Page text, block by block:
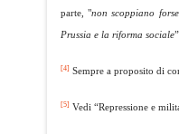
parte, "non scoppiano
Prussia e la riforma sociale
[4] Sempre a proposito di
[5] Vedi “Repressione e